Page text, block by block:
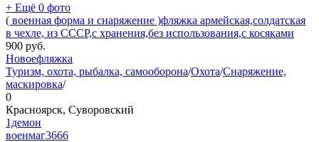
+ Ещё 0 фото
( военная форма и снаряжение )фляжка армейская,солдатская
в чехле, из СССР,с хранения,без использования,с косяками
900 руб.
Новоефляжка
Туризм, охота, рыбалка, самооборона/Охота/Снаряжение,
маскировка/
0
Красноярск, Суворовский
1демон
военмаг3666